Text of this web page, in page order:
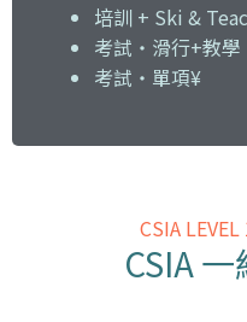
培訓 + Ski &
考試・滑行+教
考試・單項¥
CSIA
CSIA